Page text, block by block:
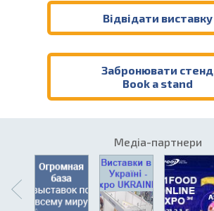
Відвідати виставку
Забронювати стенд
Book a stand
Медіа-партнери